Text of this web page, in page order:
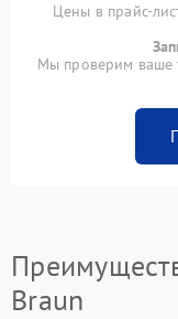
Цены в прайс-
Мы проверим ваше
Braun